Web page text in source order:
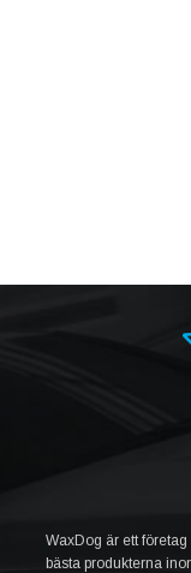
WaxDog är ett
bästa produkterna